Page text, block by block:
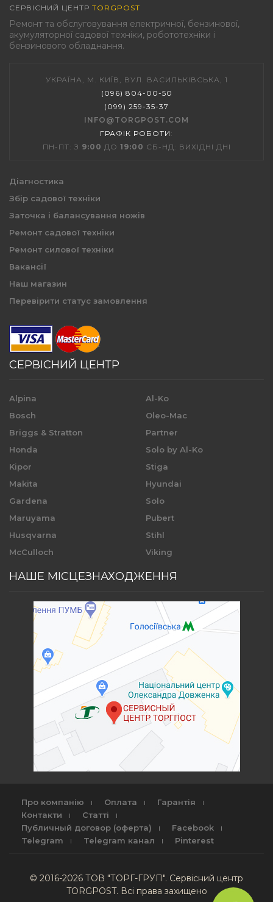
СЕРВІСНИЙ ЦЕНТР TORGPOST
Ремонт та обслуговування електричної, бензинової,
акумуляторної садової техніки, робототехніки і
бензинового обладнання.
УКРАЇНА, М. КИЇВ, ВУЛ. ВАСИЛЬКІВСЬКА, 1
(096) 804-00-50
(099) 259-35-37
INFO@TORGPOST.COM
ГРАФІК РОБОТИ :
ПН-ПТ: З 9:00 ДО 19:00 СБ-НД: ВИХІДНІ ДНІ
Діагностика
Збір садової техніки
Заточка і балансування ножів
Ремонт садової техніки
Ремонт силової техніки
Вакансії
Наш магазин
Перевірити статус замовлення
СЕРВІСНИЙ ЦЕНТР
Alpina
Bosch
Briggs & Stratton
Honda
Kipor
Makita
Gardena
Maruyama
Husqvarna
McCulloch
Al-Ko
Oleo-Mac
Partner
Solo by Al-Ko
Stiga
Hyundai
Solo
Pubert
Stihl
Viking
НАШЕ МІСЦЕЗНАХОДЖЕННЯ
Про компанію Оплата
Гарантія
Контакти
Статті
Публичный договор (оферта)
Facebook
Telegram
Telegram канал Pinterest
© 2016-2026 ТОВ "ТОРГ-ГРУП". Сервісний центр
TORGPOST. Всі права захищено